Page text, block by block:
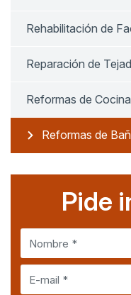
Rehabilitación de
Reparación de
Reformas de
Reformas de
Pide